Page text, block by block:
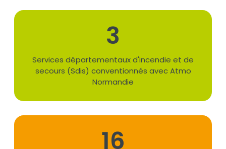
3
Texte
Services départementaux d'incendie et de
secours (Sdis) conventionnés avec Atmo
Normandie
16